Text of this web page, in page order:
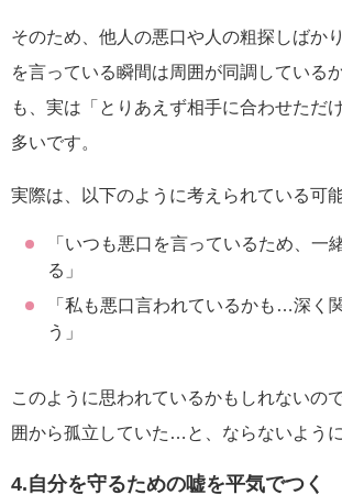
そのため、他人の悪口や人の粗探しばか
を言っている瞬間は周囲が同調している
も、実は「とりあえず相手に合わせただ
多いです。
実際は、以下のように考えられている可
「いつも悪口を言っているため、一
る」
「私も悪口言われているかも…深く
う」
このように思われているかもしれないの
囲から孤立していた…と、ならないよう
4.自分を守るための嘘を平気でつく